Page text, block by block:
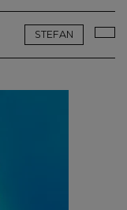
STEFAN